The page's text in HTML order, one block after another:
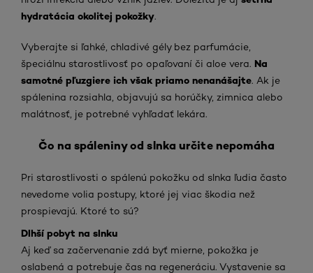
hydratácia okolitej pokožky.
Vyberajte si ľahké, chladivé gély bez parfumácie,
špeciálnu starostlivosť po opaľovaní či aloe vera. Na
samotné pľuzgiere ich však priamo nenanášajte. Ak je
spálenina rozsiahla, objavujú sa horúčky, zimnica alebo
malátnosť, je potrebné vyhľadať lekára.
Čo na spáleniny od slnka určite nepomáha
Pri starostlivosti o spálenú pokožku od slnka ľudia často
nevedome volia postupy, ktoré jej viac škodia než
prospievajú. Ktoré to sú?
Dlhší pobyt na slnku
Aj keď sa začervenanie zdá byť mierne, pokožka je
oslabená a potrebuje čas na regeneráciu. Vystavenie sa